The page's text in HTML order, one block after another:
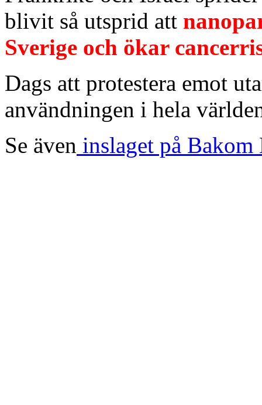
blivit så utsprid att
Sverige och ökar
Dags att protestera emot
användningen i hela
Se även inslaget på Bakom